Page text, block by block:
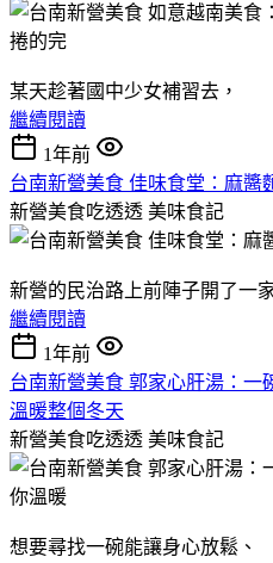
某天趁著國中少女補習去，
繼續閱讀
1年前
台南新營美食 佳味食堂：麻醬
新營美食吃透透 美味食記
新營的民治路上前陣子開了一
繼續閱讀
1年前
台南新營美食 郭家心肝湯：一
溫暖整個冬天
新營美食吃透透 美味食記
想要尋找一碗能讓身心放鬆、